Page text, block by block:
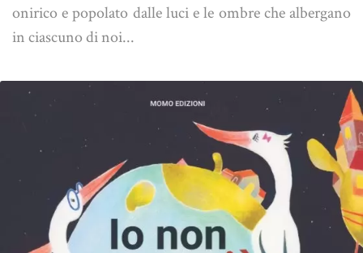
onirico e popolato dalle luci e le ombre che albergano
in ciascuno di noi...